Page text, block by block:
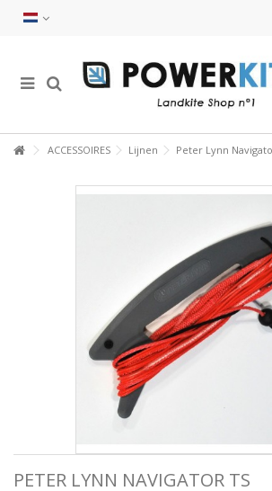
ACCESSOIRES Lijnen Peter Lynn
PETER LYNN NAVIGATOR TS